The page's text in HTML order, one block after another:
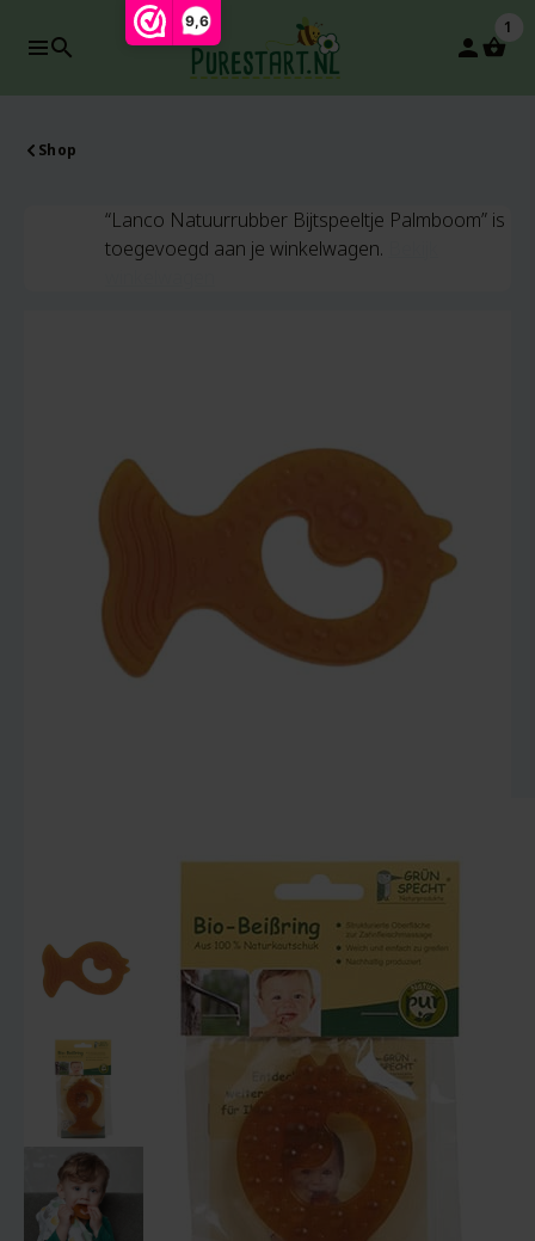
9,6
search person
1
Shop
“Lanco Natuurrubber Bijtspeeltje Palmboom” is
toegevoegd aan je winkelwagen.
-25%